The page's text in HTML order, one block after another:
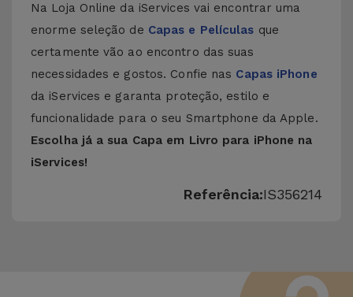
Na Loja Online da iServices vai encontrar uma
enorme seleção de Capas e Películas que
certamente vão ao encontro das suas
necessidades e gostos. Confie nas Capas iPhone
da iServices e garanta proteção, estilo e
funcionalidade para o seu Smartphone da Apple.
Escolha já a sua Capa em Livro para iPhone na
iServices!
Referência:IS356214